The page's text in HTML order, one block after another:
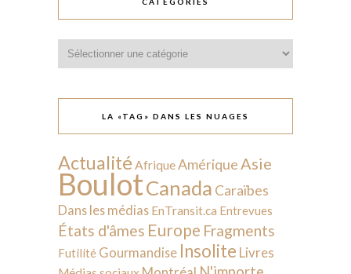
LA «TAG» DANS LES NUAGES
Actualité AfriqueAmériqueAsie
BoulotCanada Caraïbes
Dans les médias EnTransit.ca Entrevues
États d'âmes Europe Fragments
Futilité Gourmandise Insolite Livres